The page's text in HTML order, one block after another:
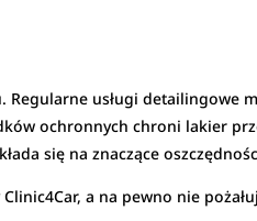
usługi detailingowe
ochronnych chroni lakier
się na znaczące
a na pewno nie